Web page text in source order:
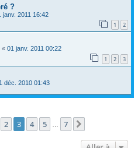
?
janv. 2011 16:42
1 2
« 01 janv. 2011 00:22
1 2 3
déc. 2010 01:43
7
2 3 4 5 7